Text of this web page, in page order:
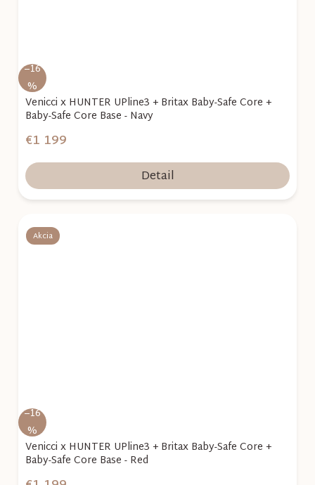
–16
%
Venicci x HUNTER UPline3 + Britax Baby-Safe Core +
Baby-Safe Core Base - Navy
€1 199
Detail
Akcia
–16
%
Venicci x HUNTER UPline3 + Britax Baby-Safe Core +
Baby-Safe Core Base - Red